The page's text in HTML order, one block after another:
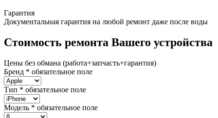
Гарантия
Документальная гарантия на любой ремонт даже после воды
Стоимость ремонта Вашего устройства
Цены без обмана (работа+запчасть+гарантия)
Бренд * обязательное поле
Тип * обязательное поле
Модель * обязательное поле